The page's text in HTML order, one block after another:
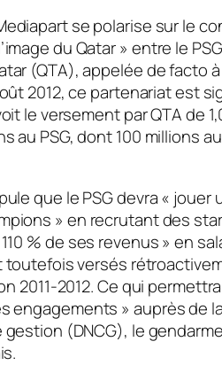
se polarise sur le
du Qatar » entre le
(QTA), appelée de facto
2012, ce partenariat est
le versement par QTA de
au PSG, dont 100 millions
que le PSG devra« jouer
» en recrutant des
110 % de ses revenus» en
toutefois versés
2011-2012. Ce qui
engagements » auprès de
(DNCG), le